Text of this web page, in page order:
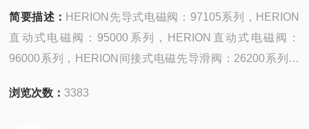
简要描述： HERION先导式电磁阀：97105系列，HERION
直动式电磁阀：95000系列，HERION直动式电磁阀：
96000系列，HERION间接式电磁先导滑阀：26200系列，
浏览次数：3383